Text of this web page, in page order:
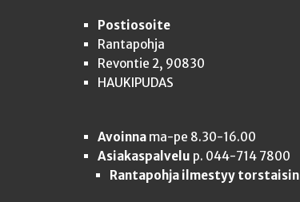
Postiosoite
Rantapohja
Revontie 2, 90830
HAUKIPUDAS
Avoinna ma-pe 8.30-16.00
Asiakaspalvelu p. 044-714 7800
Rantapohja ilmestyy torstaisin